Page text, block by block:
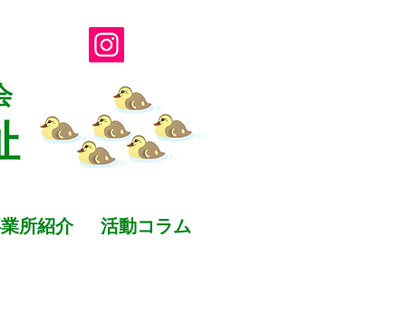
所紹介 活動コラム